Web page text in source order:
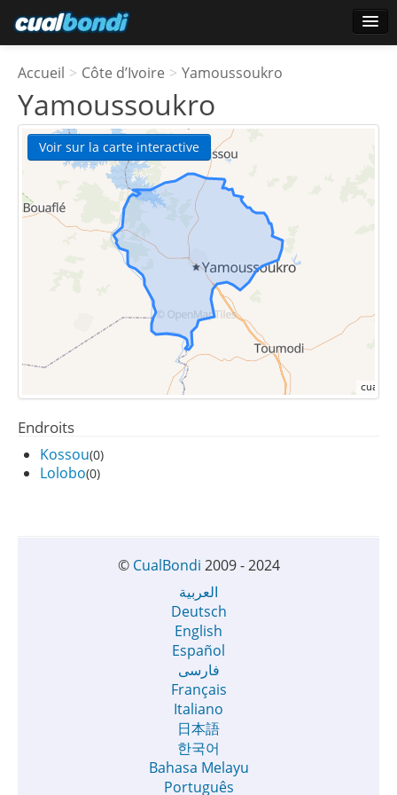
Utilisateurs étoile
Sondage
Accueil > Côte d’Ivoire > Yamoussoukro
Yamoussoukro
Voir sur la carte interactive
Endroits
Kossou(0)
Lolobo(0)
© CualBondi 2009 - 2024
العربية
Deutsch
English
Español
فارسی
Français
Italiano
日本語
한국어
Bahasa Melayu
Português